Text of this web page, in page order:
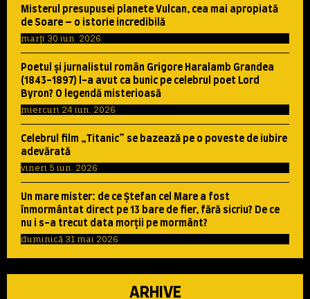
Misterul presupusei planete Vulcan, cea mai apropiată
de Soare – o istorie incredibilă
marți 30 iun. 2026
Poetul şi jurnalistul român Grigore Haralamb Grandea
(1843-1897) l-a avut ca bunic pe celebrul poet Lord
Byron? O legendă misterioasă
miercuri 24 iun. 2026
Celebrul film „Titanic” se bazează pe o poveste de iubire
adevărată
vineri 5 iun. 2026
Un mare mister: de ce Ştefan cel Mare a fost
înmormântat direct pe 13 bare de fier, fără sicriu? De ce
nu i s-a trecut data morţii pe mormânt?
duminică 31 mai 2026
ARHIVE